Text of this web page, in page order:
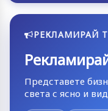
РЕКЛАМИРАЙ
Представете
света с ясно и